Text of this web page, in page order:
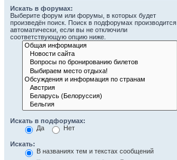
Искать в форумах:
Выберите форум или форумы, в которых будет
произведён поиск. Поиск в подфорумах производится
автоматически, если вы не отключили
соответствующую опцию ниже.
Искать в подфорумах:
Да
Нет
Искать:
В названиях тем и текстах сообщений